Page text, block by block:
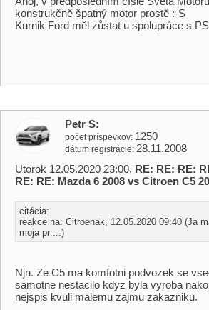
konstrukčně špatný motor prostě :-S
Kurnik Ford měl zůstat u spolupráce s
Petr S
počet príspevkov 1250
dátum registrácie 28.11.2008
Utorok 12.05.2020 23:00, RE: RE: RE:
RE: RE: Mazda 6 2008 vs Citroen C5
citácia:
reakce na: Citroenak, 12.05.2020 09:40 (Ja
moja pr ...)
Njn. Ze C5 ma komfotni podvozek se
samotne nestacilo kdyz byla vyroba
nejspis kvuli malemu zajmu zakazniku.